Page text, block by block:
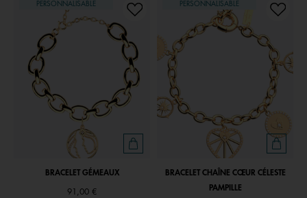
PERSONNALISABLE
BRACELET GÉMEAUX
91,00 €
PERSONNALISABLE
BRACELET CHAÎNE CŒUR CÉLESTE
PAMPILLE